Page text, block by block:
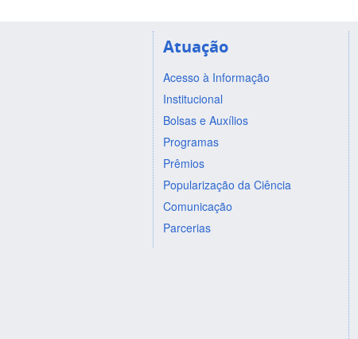
Atuação
Acesso à Informação
Institucional
Bolsas e Auxílios
Programas
Prêmios
Popularização da Ciência
Comunicação
Parcerias